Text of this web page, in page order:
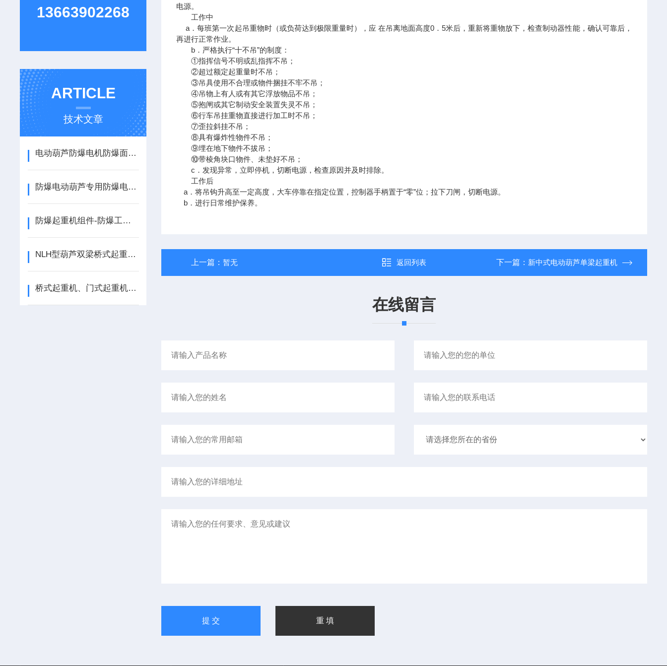
13663902268
ARTICLE
技术文章
电动葫芦防爆电机防爆面损伤、锈蚀的修复
防爆电动葫芦专用防爆电机的维修要求与拆装
防爆起重机组件-防爆工业遥控器
NLH型葫芦双梁桥式起重机技术要点
桥式起重机、门式起重机安装试验
电源。
工作中
a．每班第一次起吊重物时（或负荷达到极限重量时），应 在吊离地面高度0．5米后，重新将重物放下，检查制动器性能，确认可靠后，
再进行正常作业。
b．严格执行“十不吊”的制度：
①指挥信号不明或乱指挥不吊；
②超过额定起重量时不吊；
③吊具使用不合理或物件捆挂不牢不吊；
④吊物上有人或有其它浮放物品不吊；
⑤抱闸或其它制动安全装置失灵不吊；
⑥行车吊挂重物直接进行加工时不吊；
⑦歪拉斜挂不吊；
⑧具有爆炸性物件不吊；
⑨埋在地下物件不拔吊；
⑩带棱角块口物件、未垫好不吊；
c．发现异常，立即停机，切断电源，检查原因并及时排除。
工作后
a．将吊钩升高至一定高度，大车停靠在指定位置，控制器手柄置于“零”位；拉下刀闸，切断电源。
b．进行日常维护保养。
上一篇：暂无 返回列表 下一篇： 新中式电动葫芦单梁起重机
在线留言